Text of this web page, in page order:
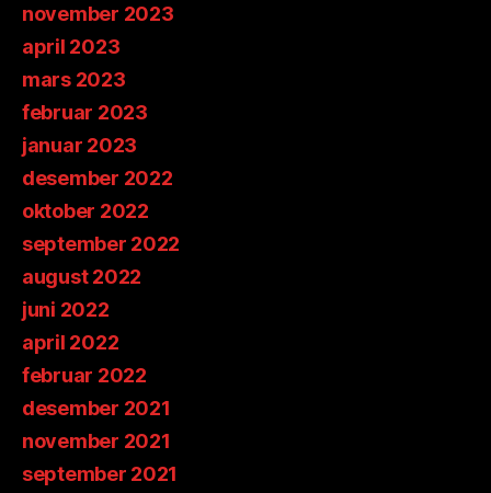
november 2023
april 2023
mars 2023
februar 2023
januar 2023
desember 2022
oktober 2022
september 2022
august 2022
juni 2022
april 2022
februar 2022
desember 2021
november 2021
september 2021